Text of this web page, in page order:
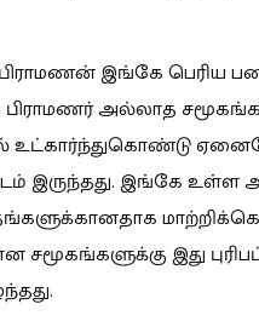
இங்கே பெரிய
பிராமணர் அல்லாத
உட்கார்ந்துகொண்டு
இருந்தது. இங்கே உள்ள
சமூகங்களுக்கு இது